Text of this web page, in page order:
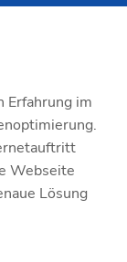
Erfahrung im
Webseite
Lösung